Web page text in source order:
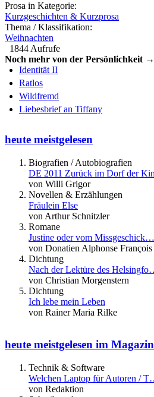
Prosa in Kategorie:
Kurzgeschichten & Kurzprosa
Thema / Klassifikation:
Weihnachten
1844 Aufrufe
Noch mehr von der Persönlichkeit →
Identität II
Ratlos
Wildfremd
Liebesbrief an Tiffany
heute meistgelesen
Biografien / Autobiografien
DE 2011 Zurück im Dorf der
von Willi Grigor
Novellen & Erzählungen
Fräulein Else
von Arthur Schnitzler
Romane
Justine oder vom Missgeschick…
von Donatien Alphonse
Dichtung
Nach der Lektüre des
von Christian Morgenstern
Dichtung
Ich lebe mein Leben
von Rainer Maria Rilke
heute meistgelesen im Magazin
Technik & Software
Welchen Laptop für Autoren /
von Redaktion